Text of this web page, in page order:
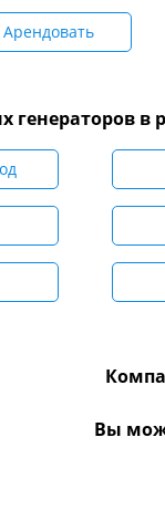
Арендовать
генераторов в
Вы